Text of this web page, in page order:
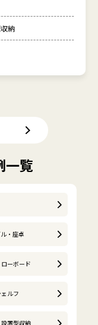
一覧
・座卓
ーボード
ルフ
置型収納